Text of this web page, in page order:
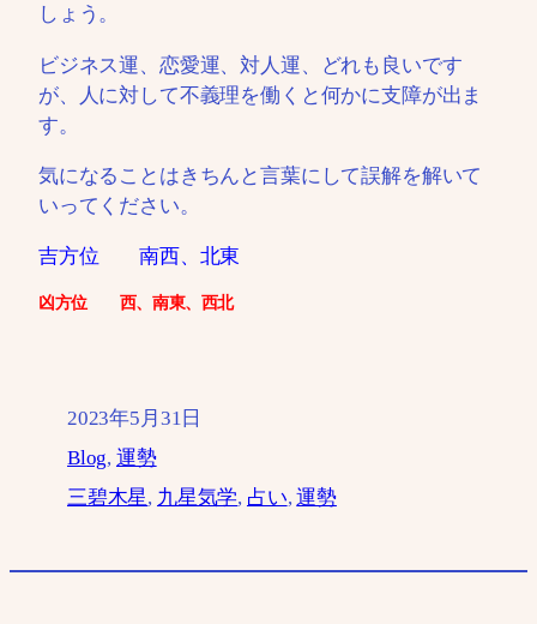
しょう。
ビジネス運、恋愛運、対人運、どれも良いです
が、人に対して不義理を働くと何かに支障が出ま
す。
気になることはきちんと言葉にして誤解を解いて
いってください。
吉方位 南西、北東
凶方位 西、南東、西北
2023年5月31日
Blog, 運勢
三碧木星, 九星気学, 占い, 運勢